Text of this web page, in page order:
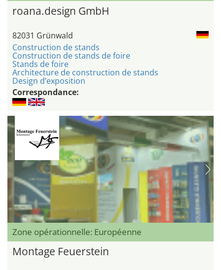
roana.design GmbH
82031 Grünwald
Construction de stands
Construction de stands de foire
Stands de foire
Architecture de construction de stands
Design d’exposition
Correspondance:
Zone opérationnelle: Européenne
Montage Feuerstein